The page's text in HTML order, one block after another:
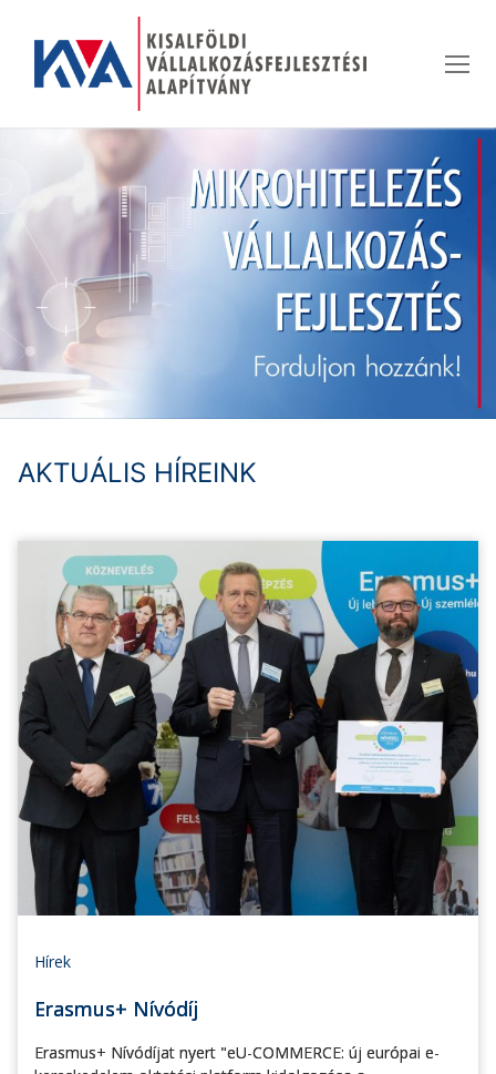
tartalomra
AKTUÁLIS HÍREINK
Hírek
Erasmus+ Nívódíj
Erasmus+ Nívódíjat nyert "eU-COMMERCE: új európai e-